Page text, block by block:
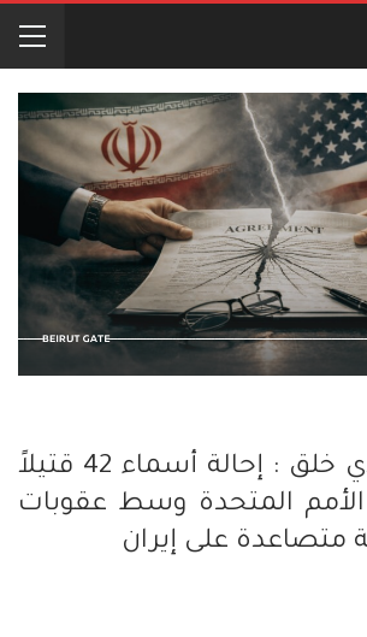
مرصد مجاهدي خلق : إحالة أسماء 42 قتيلاً
الأمم المتحدة وسط عقوبات
على إيران